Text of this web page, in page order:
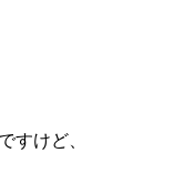
すけど、